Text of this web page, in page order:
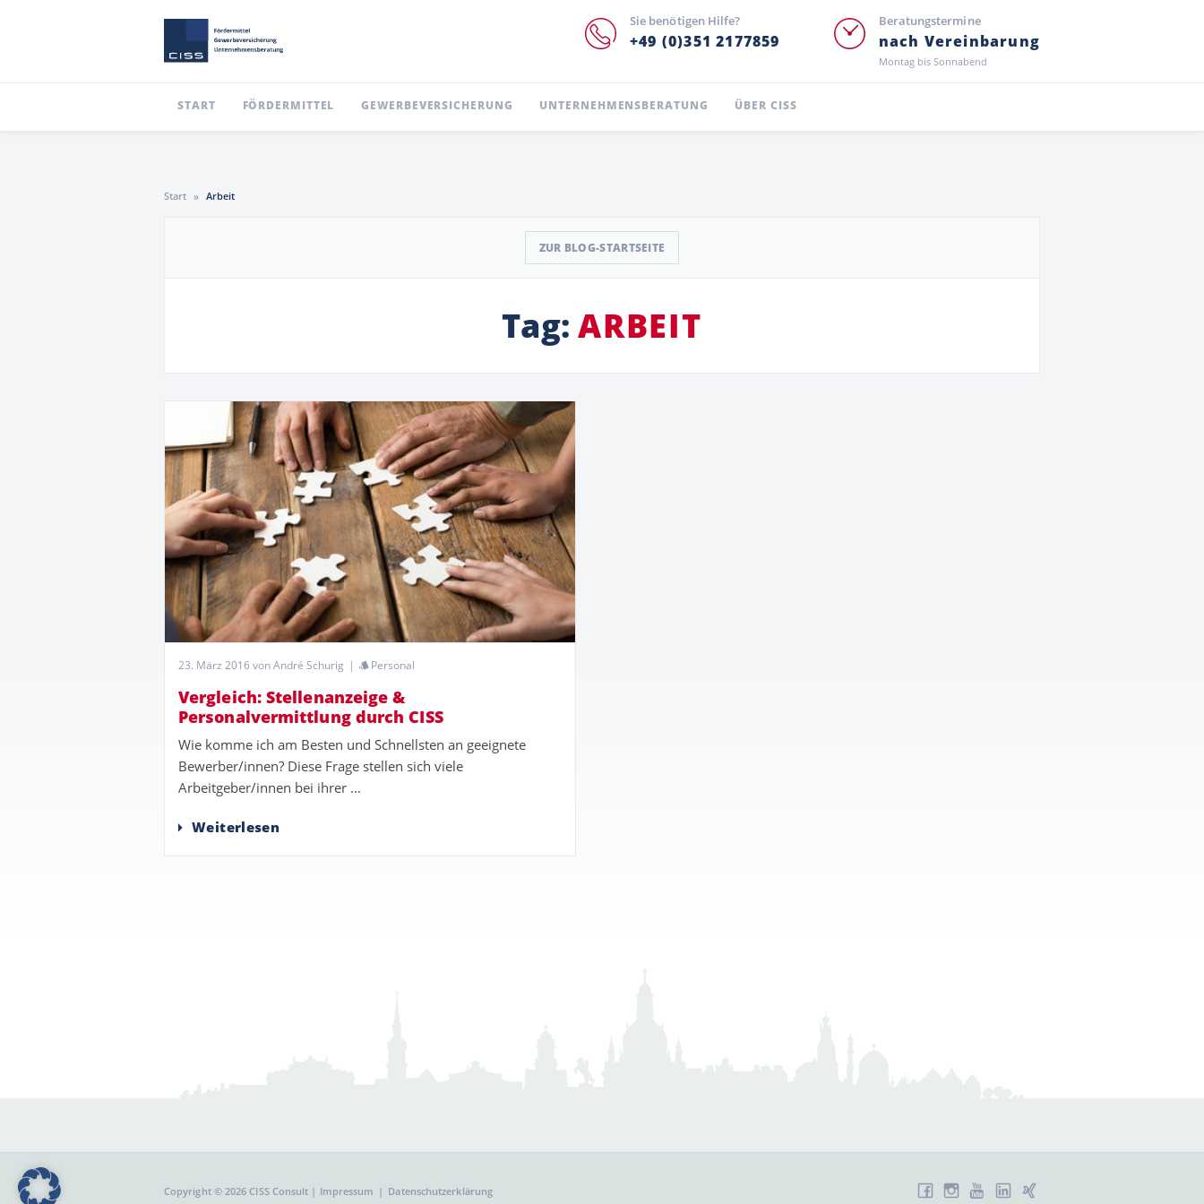
Sie benötigen Hilfe?
+49 (0)351 2177859
Beratungstermine
nach Vereinbarung
Montag bis Sonnabend
START FÖRDERMITTEL GEWERBEVERSICHERUNG UNTERNEHMENSBERATUNG ÜBER CISS
Start » Arbeit
ZUR BLOG-STARTSEITE
Tag:ARBEIT
23. März 2016von André Schurig | Personal
Vergleich: Stellenanzeige &
Personalvermittlung durch CISS
Wie komme ich am Besten und Schnellsten an geeignete
Bewerber/innen? Diese Frage stellen sich viele
Arbeitgeber/innen bei ihrer ...
Weiterlesen
Copyright © 2026 CISS Consult | Impressum Datenschutzerklärung